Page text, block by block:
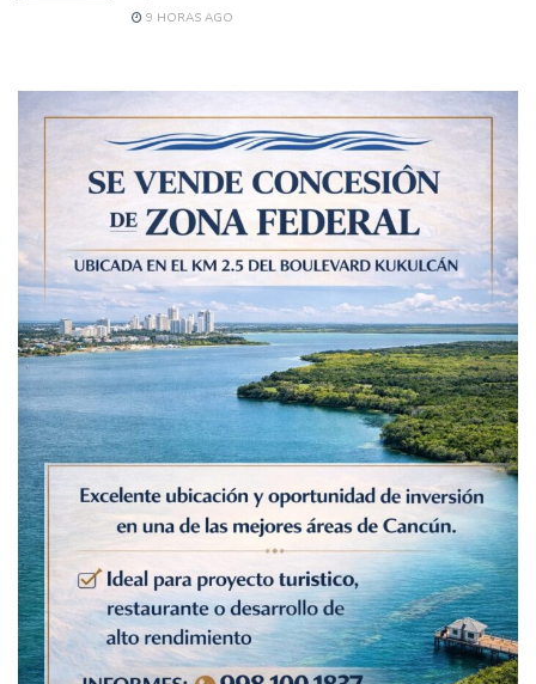
9 HORAS AGO